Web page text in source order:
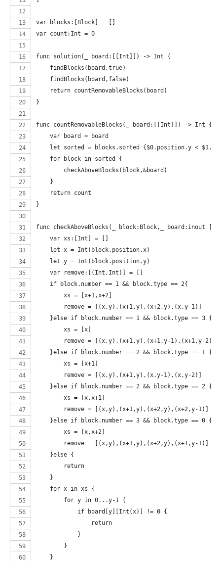
var blocks:[Block] = []
var count:Int = 0
func solution(_ board:[[Int]]) -> Int {
    findBlocks(board,true)
    findBlocks(board,false)
    return countRemovableBlocks(board)
}
func countRemovableBlocks(_ board:[[Int]]) -> Int {
    var board = board
let sorted = blocks.sorted {$0.position.y <
    for block in sorted {
        checkAboveBlocks(block,&board)
    }
    return count
}
func checkAboveBlocks(_ block:Block,_ board:inout
    var xs:[Int] = []
    let x = Int(block.position.x)
    let y = Int(block.position.y)
    var remove:[(Int,Int)] = []
    if block.number == 1 && block.type == 2{
        xs = [x+1,x+2]
        remove = [(x,y),(x+1,y),(x+2,y),(x,y-1)]
    }else if block.number == 1 && block.type == 3 {
        xs = [x]
        remove = [(x,y),(x+1,y),(x+1,y-1),(x+1,y-2)]
    }else if block.number == 2 && block.type == 1 {
        xs = [x+1]
        remove = [(x,y),(x+1,y),(x,y-1),(x,y-2)]
    }else if block.number == 2 && block.type == 2 {
        xs = [x,x+1]
        remove = [(x,y),(x+1,y),(x+2,y),(x+2,y-1)]
    }else if block.number == 3 && block.type == 0 {
        xs = [x,x+2]
        remove = [(x,y),(x+1,y),(x+2,y),(x+1,y-1)]
    }else {
        return
    }
    for x in xs {
        for y in 0...y-1 {
            if board[y][Int(x)] != 0 {
                return
            }
        }
    }